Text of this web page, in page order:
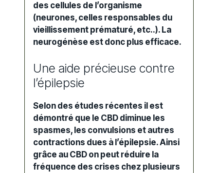
des cellules de l’organisme
(neurones, celles responsables du
vieillissement prématuré, etc..). La
neurogénèse est donc plus efficace.
Une aide précieuse contre
l’épilepsie
Selon des études récentes il est
démontré que le CBD diminue les
spasmes, les convulsions et autres
contractions dues à l’épilepsie. Ainsi
grâce au CBD on peut réduire la
fréquence des crises chez plusieurs